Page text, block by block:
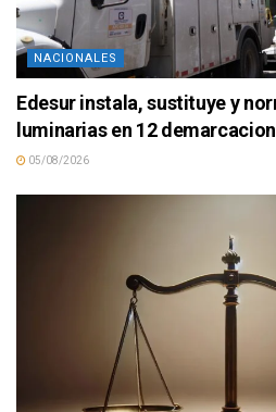
NACIONALES
Edesur instala, sustituye y
luminarias en 12
05/08/2026